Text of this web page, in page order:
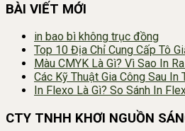
BÀI VIẾT MỚI
in bao bì không trục đồng
Top 10 Địa Chỉ Cung Cấp Tô
Màu CMYK Là Gì? Vì Sao In
Các Kỹ Thuật Gia Công Sau In
In Flexo Là Gì? So Sánh In
CTY TNHH KHƠI NGUỒN